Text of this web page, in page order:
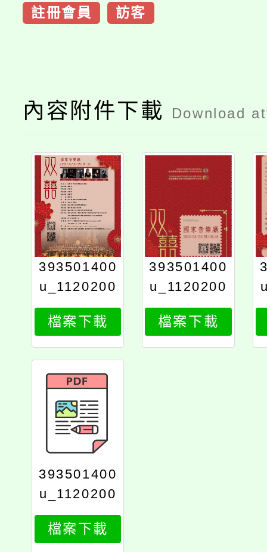
註冊會員 訪客
內容附件下載 Download
393501400
u_1120200
016_8433
檔案下載
393501400
u_1120200
016_8432
檔案下載
393501400
u_1120200
016_843_p
rint
檔案下載